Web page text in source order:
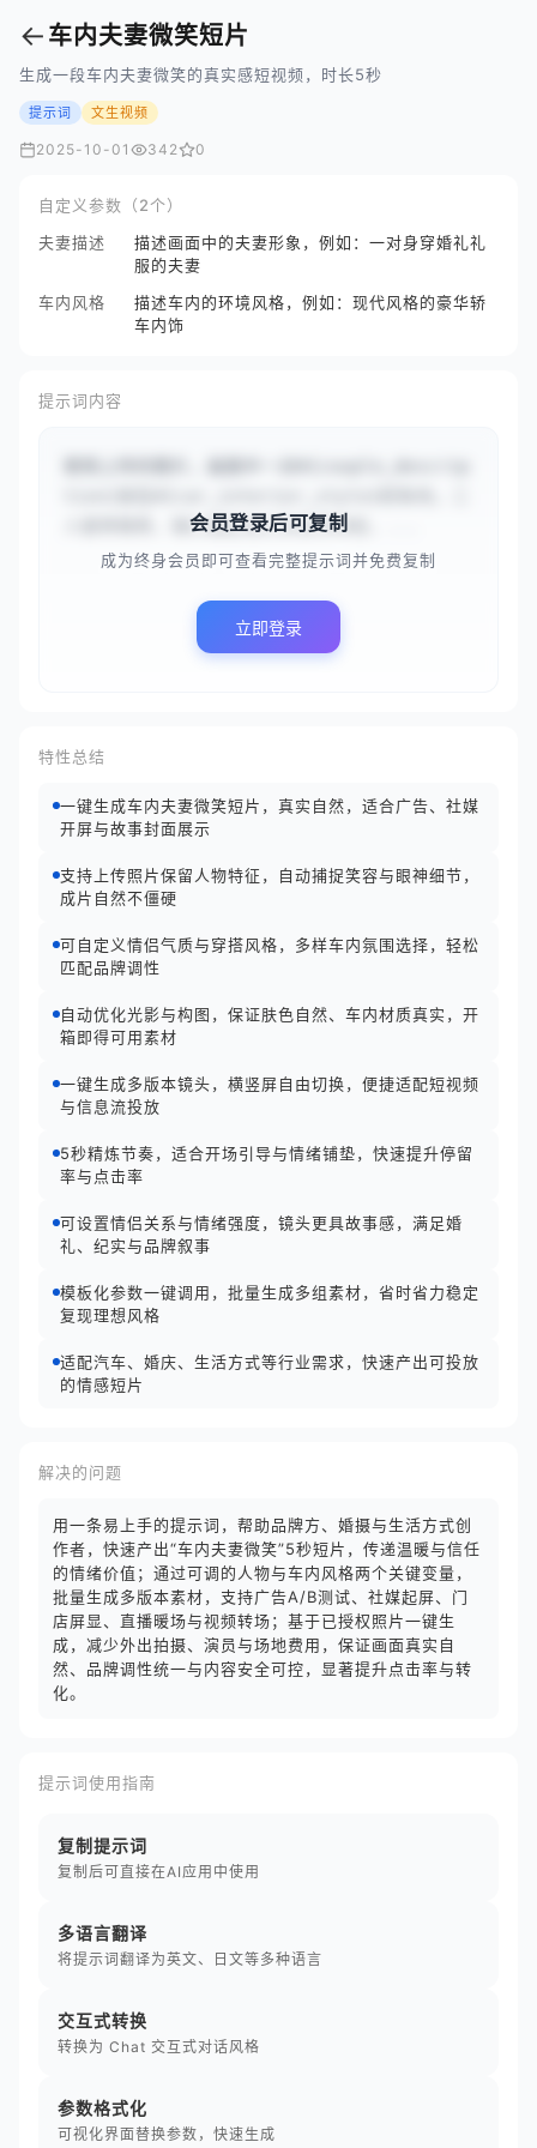
← 车内夫妻微笑短片
生成一段车内夫妻微笑的真实感短视频，时长5秒
提示词 文生视频
2025-10-01 342 0
自定义参数（2个）
夫妻描述
描述画面中的夫妻形象，例如：一对身穿婚礼礼
服的夫妻
车内风格
描述车内的环境风格，例如：现代风格的豪华轿
车内饰
提示词内容
人面带微笑，镜头捕捉他们的自然神态，...
会员登录后可复制
成为终身会员即可查看完整提示词并免费复制
立即登录
特性总结
一键生成车内夫妻微笑短片，真实自然，适合广告、社媒
开屏与故事封面展示
支持上传照片保留人物特征，自动捕捉笑容与眼神细节，
成片自然不僵硬
可自定义情侣气质与穿搭风格，多样车内氛围选择，轻松
匹配品牌调性
自动优化光影与构图，保证肤色自然、车内材质真实，开
箱即得可用素材
一键生成多版本镜头，横竖屏自由切换，便捷适配短视频
与信息流投放
5秒精炼节奏，适合开场引导与情绪铺垫，快速提升停留
率与点击率
可设置情侣关系与情绪强度，镜头更具故事感，满足婚
礼、纪实与品牌叙事
模板化参数一键调用，批量生成多组素材，省时省力稳定
复现理想风格
适配汽车、婚庆、生活方式等行业需求，快速产出可投放
的情感短片
解决的问题
用一条易上手的提示词，帮助品牌方、婚摄与生活方式创
作者，快速产出“车内夫妻微笑”5秒短片，传递温暖与信任
的情绪价值；通过可调的人物与车内风格两个关键变量，
批量生成多版本素材，支持广告A/B测试、社媒起屏、门
店屏显、直播暖场与视频转场；基于已授权照片一键生
成，减少外出拍摄、演员与场地费用，保证画面真实自
然、品牌调性统一与内容安全可控，显著提升点击率与转
化。
提示词使用指南
复制提示词
复制后可直接在AI应用中使用
多语言翻译
将提示词翻译为英文、日文等多种语言
交互式转换
转换为 Chat 交互式对话风格
参数格式化
可视化界面替换参数，快速生成